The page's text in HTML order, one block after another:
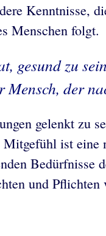
Kenntnisse,
Menschen folgt.
gesund zu
der
gelenkt zu
ist eine
Bedürfnisse
und